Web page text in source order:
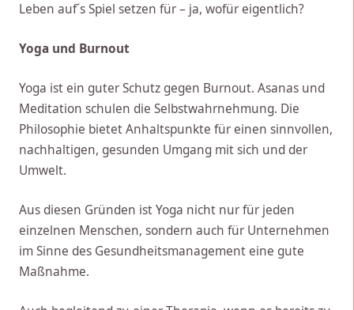
Leben auf´s Spiel setzen für – ja, wofür eigentlich?
Yoga und Burnout
Yoga ist ein guter Schutz gegen Burnout. Asanas und
Meditation schulen die Selbstwahrnehmung. Die
Philosophie bietet Anhaltspunkte für einen sinnvollen,
nachhaltigen, gesunden Umgang mit sich und der
Umwelt.
Aus diesen Gründen ist Yoga nicht nur für jeden
einzelnen Menschen, sondern auch für Unternehmen
im Sinne des Gesundheitsmanagement eine gute
Maßnahme.